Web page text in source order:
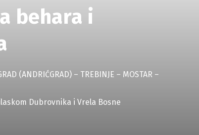
behara i
(ANDRIĆGRAD) – TREBINJE – MOSTAR –
Dubrovnika i Vrela Bosne